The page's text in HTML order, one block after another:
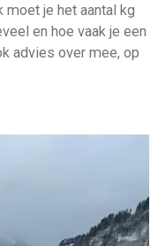
moet je het aantal kg
en hoe vaak je een
advies over mee, op